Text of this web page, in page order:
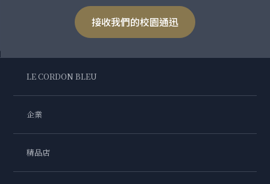
接收我們的校園通迅
LE CORDON BLEU
企業
精品店